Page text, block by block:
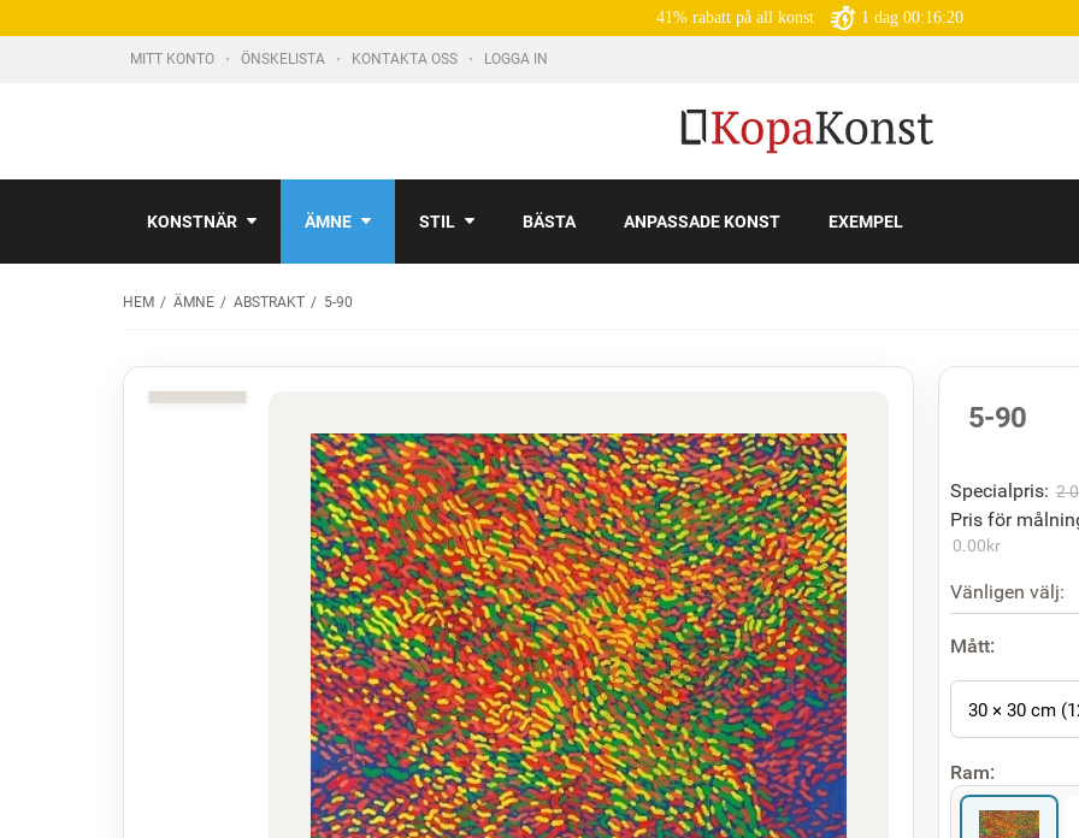
41% rabatt på all konst 1 dag 00:16:19
MITT KONTO ÖNSKELISTA KONTAKTA OSS LOGGA IN
KONSTNÄR ÄMNE STIL BÄSTA ANPASSADE KONST EXEMPEL
HEM ÄMNE ABSTRAKT 5-90
5-90
Specialpris: 2
Pris för
0.00kr
Vänligen välj:
Mått:
30 × 30 cm
Ram: